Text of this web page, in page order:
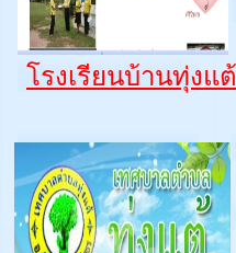
โรงเรียนบ้านทุ่งแต้